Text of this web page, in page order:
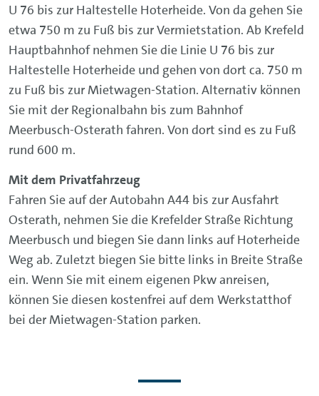
U 76 bis zur Haltestelle Hoterheide. Von da gehen Sie
etwa 750 m zu Fuß bis zur Vermietstation. Ab Krefeld
Hauptbahnhof nehmen Sie die Linie U 76 bis zur
Haltestelle Hoterheide und gehen von dort ca. 750 m
zu Fuß bis zur Mietwagen-Station. Alternativ können
Sie mit der Regionalbahn bis zum Bahnhof
Meerbusch-Osterath fahren. Von dort sind es zu Fuß
rund 600 m.
Mit dem Privatfahrzeug
Fahren Sie auf der Autobahn A44 bis zur Ausfahrt
Osterath, nehmen Sie die Krefelder Straße Richtung
Meerbusch und biegen Sie dann links auf Hoterheide
Weg ab. Zuletzt biegen Sie bitte links in Breite Straße
ein. Wenn Sie mit einem eigenen Pkw anreisen,
können Sie diesen kostenfrei auf dem Werkstatthof
bei der Mietwagen-Station parken.